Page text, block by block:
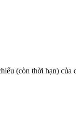
(còn thời hạn) của